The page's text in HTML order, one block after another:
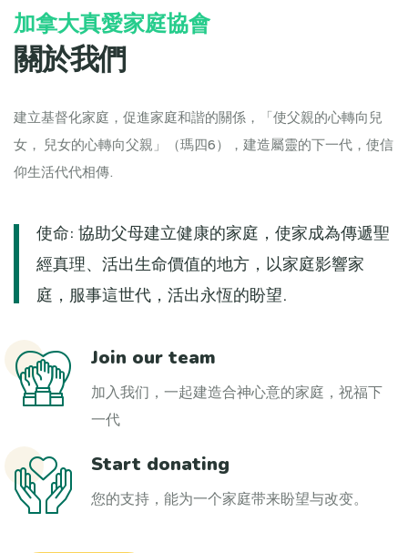
加拿大真愛家庭協會
關於我們
建立基督化家庭，促進家庭和諧的關係，「使父親的心轉向兒
女， 兒女的心轉向父親」（瑪四6），建造屬靈的下一代，使信
仰生活代代相傳.
使命: 協助父母建立健康的家庭，使家成為傳遞聖
經真理、活出生命價值的地方，以家庭影響家
庭，服事這世代，活出永恆的盼望.
Join our team
加入我们，一起建造合神心意的家庭，祝福下
一代
Start donating
您的支持，能为一个家庭带来盼望与改变。